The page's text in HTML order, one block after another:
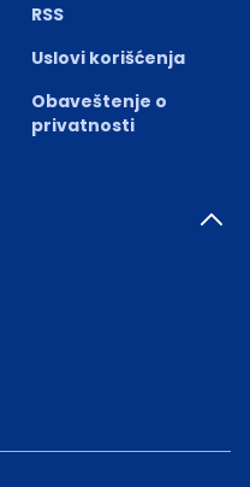
RSS
Uslovi korišćenja
Obaveštenje o
privatnosti